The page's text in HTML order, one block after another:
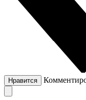
Нравится